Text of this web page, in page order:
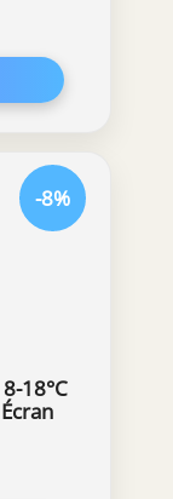
18°C
-8%